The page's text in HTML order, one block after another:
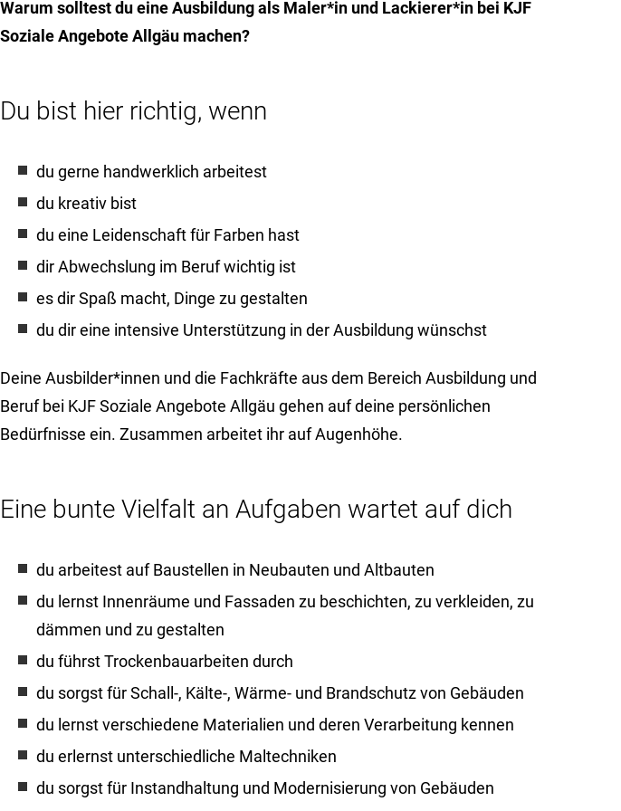
Warum solltest du eine Ausbildung als Maler*in und Lackierer*in bei KJF
Soziale Angebote Allgäu machen?
Du bist hier richtig, wenn
du gerne handwerklich arbeitest
du kreativ bist
du eine Leidenschaft für Farben hast
dir Abwechslung im Beruf wichtig ist
es dir Spaß macht, Dinge zu gestalten
du dir eine intensive Unterstützung in der Ausbildung wünschst
Deine Ausbilder*innen und die Fachkräfte aus dem Bereich Ausbildung und
Beruf bei KJF Soziale Angebote Allgäu gehen auf deine persönlichen
Bedürfnisse ein. Zusammen arbeitet ihr auf Augenhöhe.
Eine bunte Vielfalt an Aufgaben wartet auf dich
du arbeitest auf Baustellen in Neubauten und Altbauten
du lernst Innenräume und Fassaden zu beschichten, zu verkleiden, zu
dämmen und zu gestalten
du führst Trockenbauarbeiten durch
du sorgst für Schall-, Kälte-, Wärme- und Brandschutz von Gebäuden
du lernst verschiedene Materialien und deren Verarbeitung kennen
du erlernst unterschiedliche Maltechniken
du sorgst für Instandhaltung und Modernisierung von Gebäuden